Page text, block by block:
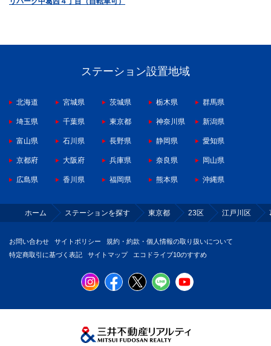
ステーション設置地域
北海道 宮城県 茨城県 栃木県 群馬県
埼玉県 千葉県 東京都 神奈川県 新潟県
富山県 石川県 長野県 静岡県 愛知県
京都府 大阪府 兵庫県 奈良県 岡山県
広島県 香川県 福岡県 熊本県 沖縄県
ホーム ステーションを探す 東京都 23区 江戸川区
お問い合わせ サイトポリシー
規約・約款・個人情報の取り扱いについて
特定商取引に基づく表記
サイトマップ エコドライブ10のすすめ